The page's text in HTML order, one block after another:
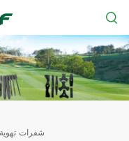
شفرات